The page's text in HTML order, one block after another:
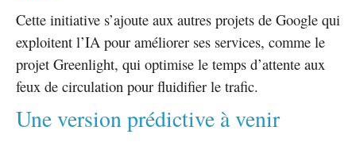
Cette initiative s’ajoute aux autres projets de Google qui
exploitent l’IA pour améliorer ses services, comme le
projet Greenlight, qui optimise le temps d’attente aux
feux de circulation pour fluidifier le trafic.
Une version prédictive à venir